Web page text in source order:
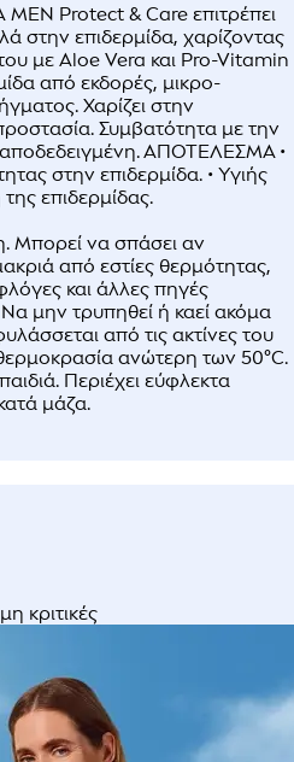
Protect & Care επιτρέπει
στην επιδερμίδα, χαρίζοντας
με Aloe Vera και Pro-Vitamin
από εκδορές, μικρο-
Χαρίζει στην
Συμβατότητα με την
αποδεδειγμένη. ΑΠΟΤΕΛΕΣΜΑ •
στην επιδερμίδα. • Υγιής
επιδερμίδας.
Μπορεί να σπάσει αν
από εστίες θερμότητας,
και άλλες πηγές
μην τρυπηθεί ή καεί ακόμα
από τις ακτίνες του
ανώτερη των 50°C.
Περιέχει εύφλεκτα
μάζα.
κριτικές